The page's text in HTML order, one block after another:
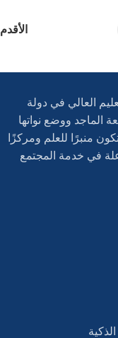
الأقدم
العالي في دولة
الماجد ووضع نواتها
دبي لتكون منبرًا للعلم ومركزًا
في خدمة المجتمع